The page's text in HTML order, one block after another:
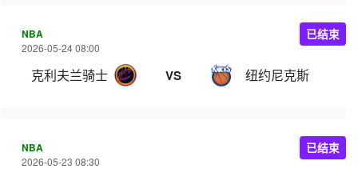
NBA
2026-05-24 08:00
克利夫兰骑士 VS 纽约尼克斯
已结束
NBA
2026-05-23 08:30
已结束